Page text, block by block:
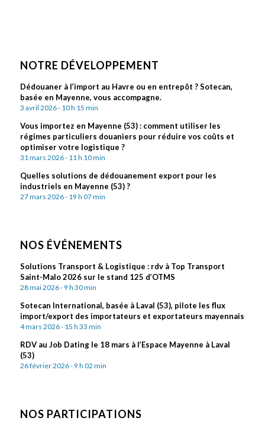
NOTRE DÉVELOPPEMENT
Dédouaner à l’import au Havre ou en entrepôt ? Sotecan,
basée en Mayenne, vous accompagne.
3 avril 2026 - 10 h 15 min
Vous importez en Mayenne (53) : comment utiliser les
régimes particuliers douaniers pour réduire vos coûts et
optimiser votre logistique ?
31 mars 2026 - 11 h 10 min
Quelles solutions de dédouanement export pour les
industriels en Mayenne (53) ?
27 mars 2026 - 19 h 07 min
NOS ÉVÉNEMENTS
Solutions Transport & Logistique : rdv à Top Transport
Saint-Malo 2026 sur le stand 125 d’OTMS
28 mai 2026 - 9 h 30 min
Sotecan International, basée à Laval (53), pilote les flux
import/export des importateurs et exportateurs mayennais
4 mars 2026 - 15 h 33 min
RDV au Job Dating le 18 mars à l’Espace Mayenne à Laval
(53)
26 février 2026 - 9 h 02 min
NOS PARTICIPATIONS